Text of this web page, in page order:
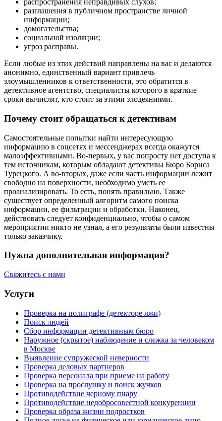
распространения неправдивых слухов;
разглашения в публичном пространстве личной
информации;
домогательства;
социальной изоляции;
угроз расправы.
Если любые из этих действий направлены на вас и делаются
анонимно, единственный вариант привлечь
злоумышленников к ответственности, это обратится в
детективное агентство, специалисты которого в краткие
сроки вычислят, кто стоит за этими злодеяниями.
Почему стоит обращаться к детективам
Самостоятельные попытки найти интересующую
информацию в соцсетях и мессенджерах всегда окажутся
малоэффективными. Во-первых, у вас попросту нет доступа к
тем источникам, которым обладают детективы Бюро Бориса
Турецкого. А во-вторых, даже если часть информации лежит
свободно на поверхности, необходимо уметь ее
проанализировать. То есть, понять правильно. Также
существует определенный алгоритм самого поиска
информации, ее фильтрации и обработки. Наконец,
действовать следует конфиденциально, чтобы о самом
мероприятии никто не узнал, а его результаты были известны
только заказчику.
Нужна дополнительная информация?
Свяжитесь с нами
Услуги
Проверка на полиграфе (детекторе лжи)
Поиск людей
Сбор информации детективным бюро
Наружное (скрытое) наблюдение и слежка за человеком
в Москве
Выявление супружеской неверности
Проверка деловых партнеров
Проверка персонала при приеме на работу
Проверка на прослушку и поиск жучков
Противодействие черному пиару
Противодействие недобросовестной конкуренции
Проверка образа жизни подростков